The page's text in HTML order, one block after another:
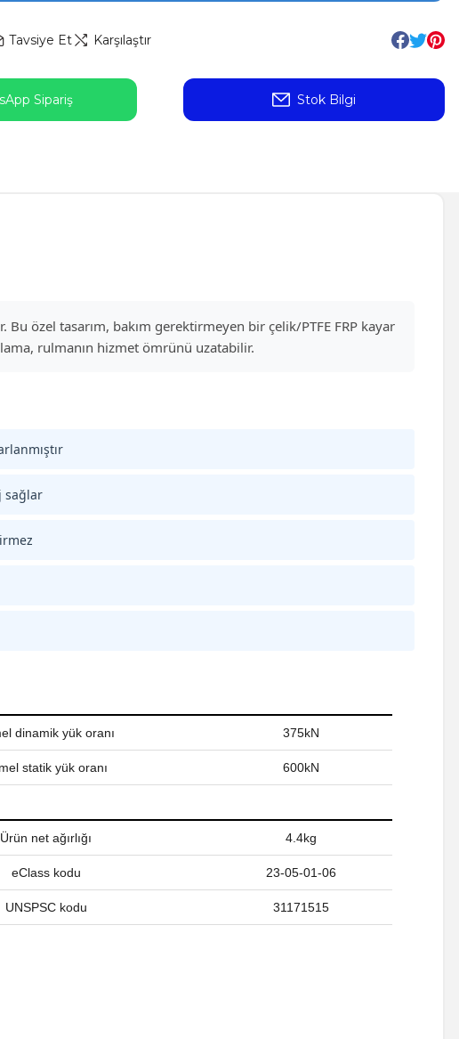
Tavsiye Et Karşılaştır
Sipariş Stok Bilgi
özel tasarım, bakım gerektirmeyen bir çelik/PTFE FRP kayar
rulmanın hizmet ömrünü uzatabilir.
sağlar
dinamik yük oranı 375kN
statik yük oranı 600kN
Ürün net ağırlığı 4.4kg
eClass kodu 23-05-01-06
UNSPSC kodu 31171515